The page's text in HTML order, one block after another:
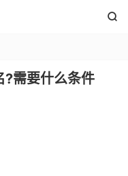

需要什么条件